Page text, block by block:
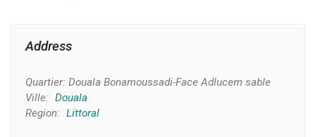
Address
Quartier: Douala Bonamoussadi-Face Adlucem sable
Ville: Douala
Region: Littoral